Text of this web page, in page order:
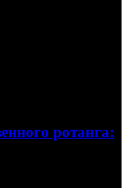
ротанга: